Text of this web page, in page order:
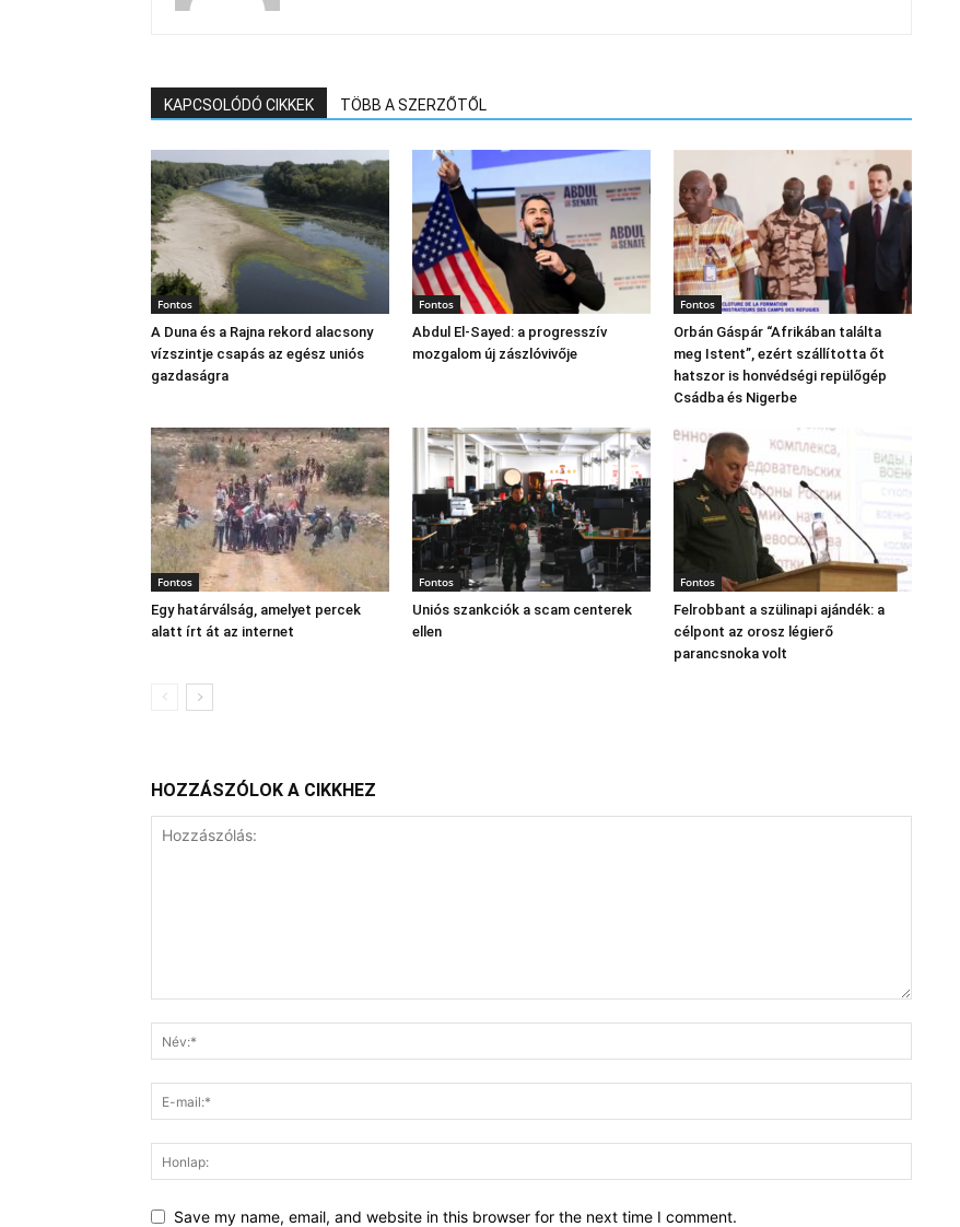
KAPCSOLÓDÓ CIKKEK TÖBB A SZERZŐTŐL
Fontos
A Duna és a Rajna rekord alacsony
vízszintje csapás az egész uniós
gazdaságra
Fontos
Abdul El‑Sayed: a progresszív
mozgalom új zászlóvivője
Fontos
Orbán Gáspár “Afrikában találta
meg Istent”, ezért szállította őt
hatszor is honvédségi repülőgép
Csádba és Nigerbe
Fontos
Egy határválság, amelyet percek
alatt írt át az internet
Fontos
Uniós szankciók a scam centerek
ellen
Fontos
Felrobbant a szülinapi ajándék: a
célpont az orosz légierő
parancsnoka volt
HOZZÁSZÓLOK A CIKKHEZ
Save my name, email, and website in this browser for the next time I comment.